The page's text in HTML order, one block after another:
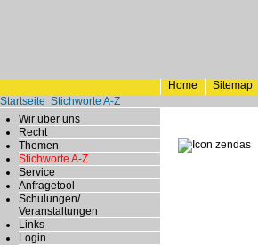
Home Sitemap
Startseite Stichworte A-Z
Wir über uns
Recht
Themen
Stichworte A-Z
Service
Anfragetool
Schulungen/
Veranstaltungen
Links
Login